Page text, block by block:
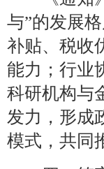
与”的发展
补贴、税收
能力；行业
科研机构与
发力，形成
模式，共同